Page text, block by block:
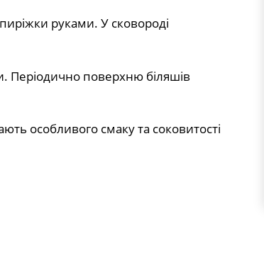
руками. У сковороді
Періодично поверхню біляшів
особливого смаку та соковитості